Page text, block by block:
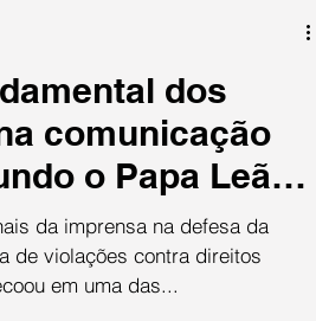
dos
comunicação
o Papa Leão
da imprensa na defesa da
de violações contra direitos
em uma das...